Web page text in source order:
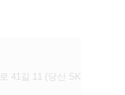
41길 11 (당산 SK